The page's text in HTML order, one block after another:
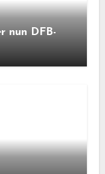
nun DFB-